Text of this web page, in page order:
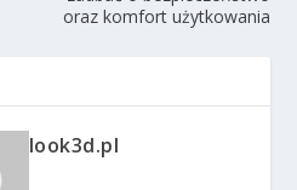
oraz komfort użytkowania
look3d.pl